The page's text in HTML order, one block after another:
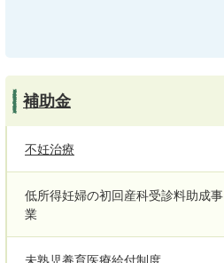
補助金
不妊治療
低所得妊婦の初回産科受診料助成事
業
未熟児養育医療給付制度